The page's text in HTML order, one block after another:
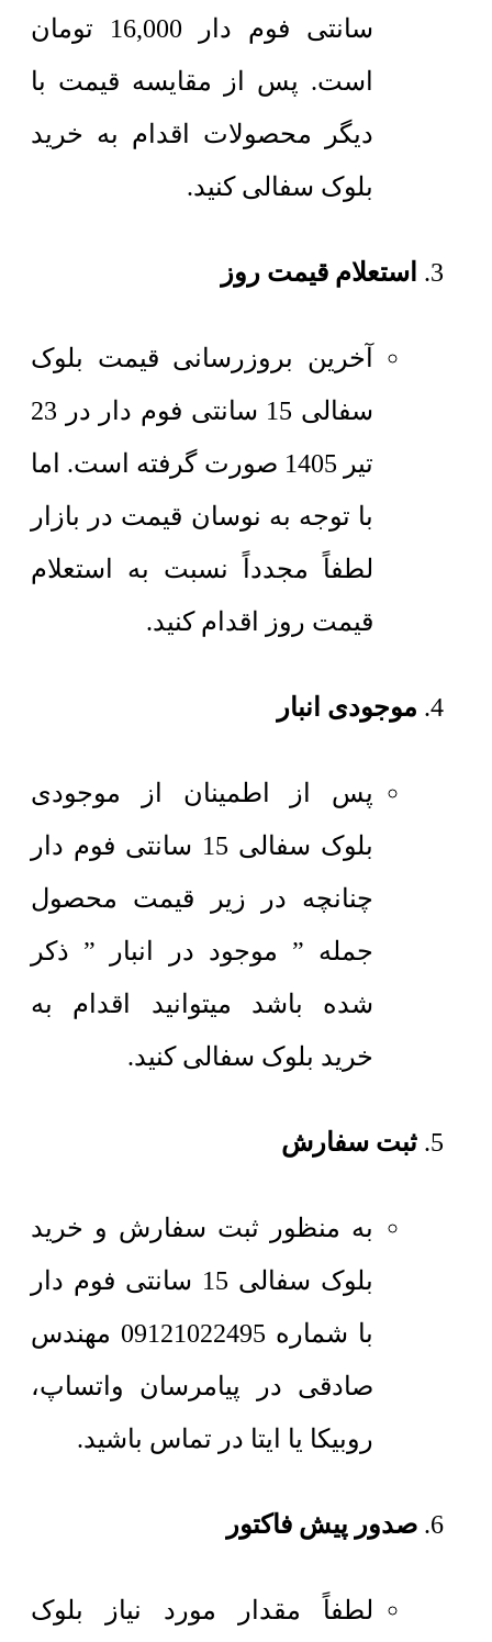
سانتی فوم دار 16,000
تومان
است. پس از مقایسه قیمت با
دیگر محصولات اقدام به خرید
بلوک سفالی کنید.
استعلام قیمت روز
آخرین بروزرسانی قیمت بلوک
سفالی 15 سانتی فوم دار در 23
تیر 1405 صورت گرفته است. اما
با توجه به نوسان قیمت در بازار
لطفاً مجدداً نسبت به استعلام
قیمت روز اقدام کنید.
موجودی انبار
پس از اطمینان از موجودی
بلوک سفالی 15 سانتی فوم دار
چنانچه در زیر قیمت محصول
جمله ” موجود در انبار ” ذکر
شده باشد میتوانید اقدام به
خرید بلوک سفالی کنید.
ثبت سفارش
به منظور ثبت سفارش و خرید
بلوک سفالی 15 سانتی فوم دار
با شماره 09121022495 مهندس
صادقی در پیامرسان واتساپ،
روبیکا یا ایتا در تماس باشید.
صدور پیش فاکتور
لطفاً مقدار مورد نیاز بلوک